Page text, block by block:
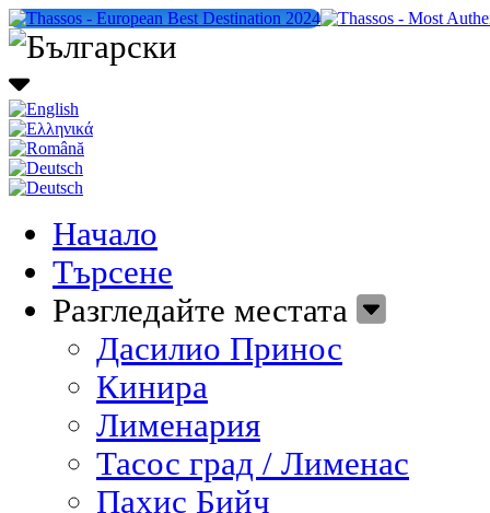
Начало
Търсене
Разгледайте местата
Дасилио Принос
Кинира
Лименария
Тасос град / Лименас
Пахис Бийч